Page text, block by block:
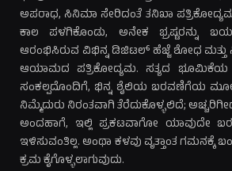
ಅಪರಾಧ, ಸಿನಿಮಾ ಸೇರಿದಂತೆ ತನಿಖಾ
ಕಾಲ ಪಳಗಿಕೊಂಡು, ಅನೇಕ ಭ್ರಷ್ಟರನ್ನು
ಆರಂಭಿಸಿರುವ ವಿಭಿನ್ನ ಡಿಜಿಟಲ್ ಹೆಜ್ಜೆ ಶೋಧ
ಆಯಾಮದ ಪತ್ರಿಕೋದ್ಯಮ. ಸತ್ಯದ ಭೂಮಿಕೆಯ
ಸಂಕಲ್ಪದೊಂದಿಗೆ, ಭಿನ್ನ ಶೈಲಿಯ ಬರವಣಿಗೆಯ
ನಿಮ್ಮೆದುರು ನಿರಂತವಾಗಿ ತೆರೆದುಕೊಳ್ಳಲಿದೆ;
ಅಂದಹಾಗೆ, ಇಲ್ಲಿ ಪ್ರಕಟವಾಗೋ ಯಾವುದೇ
ಇಳಿಸುವಂತಿಲ್ಲ. ಅಂಥಾ ಕಳವು ವೃತ್ತಾಂತ ಗಮನಕ್ಕೆ
ಕ್ರಮ ಕೈಗೊಳ್ಳಲಾಗುವುದು.